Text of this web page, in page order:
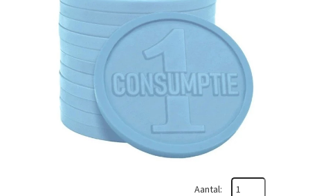
Aantal: